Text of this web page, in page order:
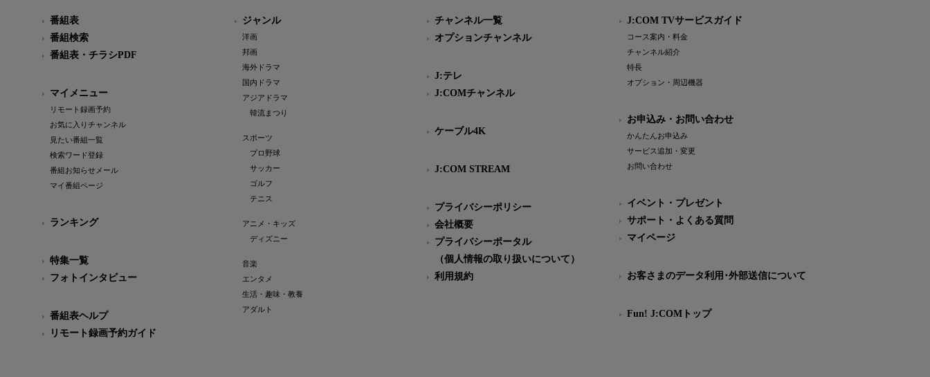
番組表
番組検索
番組表・チラシPDF
マイメニュー
リモート録画予約
お気に入りチャンネル
見たい番組一覧
検索ワード登録
番組お知らせメール
マイ番組ページ
ランキング
特集一覧
フォトインタビュー
番組表ヘルプ
リモート録画予約ガイド
ジャンル
洋画
邦画
海外ドラマ
国内ドラマ
アジアドラマ
韓流まつり
スポーツ
プロ野球
サッカー
ゴルフ
テニス
アニメ・キッズ
ディズニー
音楽
エンタメ
生活・趣味・教養
アダルト
チャンネル一覧
オプションチャンネル
J:テレ
J:COMチャンネル
ケーブル4K
J:COM STREAM
プライバシーポリシー
会社概要
プライバシーポータル
（個人情報の取り扱いについて）
利用規約
J:COM TVサービスガイド
コース案内・料金
チャンネル紹介
特長
オプション・周辺機器
お申込み・お問い合わせ
かんたんお申込み
サービス追加・変更
お問い合わせ
イベント・プレゼント
サポート・よくある質問
マイページ
お客さまのデータ利用･外部送信について
Fun! J:COMトップ